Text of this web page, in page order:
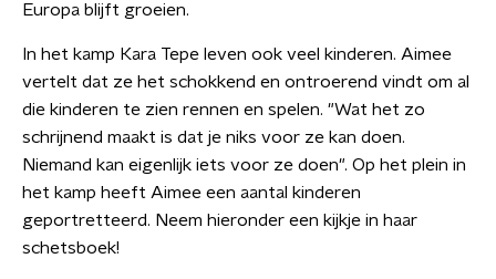
Europa blijft groeien.
In het kamp Kara Tepe leven ook veel kinderen. Aimee
vertelt dat ze het schokkend en ontroerend vindt om al
die kinderen te zien rennen en spelen. "Wat het zo
schrijnend maakt is dat je niks voor ze kan doen.
Niemand kan eigenlijk iets voor ze doen". Op het plein in
het kamp heeft Aimee een aantal kinderen
geportretteerd. Neem hieronder een kijkje in haar
schetsboek!